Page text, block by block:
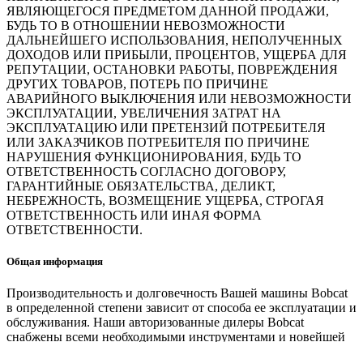
ЯВЛЯЮЩЕГОСЯ ПРЕДМЕТОМ ДАННОЙ ПРОДАЖИ,
БУДЬ ТО В ОТНОШЕНИИ НЕВОЗМОЖНОСТИ
ДАЛЬНЕЙШЕГО ИСПОЛЬЗОВАНИЯ, НЕПОЛУЧЕННЫХ
ДОХОДОВ ИЛИ ПРИБЫЛИ, ПРОЦЕНТОВ, УЩЕРБА ДЛЯ
РЕПУТАЦИИ, ОСТАНОВКИ РАБОТЫ, ПОВРЕЖДЕНИЯ
ДРУГИХ ТОВАРОВ, ПОТЕРЬ ПО ПРИЧИНЕ
АВАРИЙНОГО ВЫКЛЮЧЕНИЯ ИЛИ НЕВОЗМОЖНОСТИ
ЭКСПЛУАТАЦИИ, УВЕЛИЧЕНИЯ ЗАТРАТ НА
ЭКСПЛУАТАЦИЮ ИЛИ ПРЕТЕНЗИЙ ПОТРЕБИТЕЛЯ
ИЛИ ЗАКАЗЧИКОВ ПОТРЕБИТЕЛЯ ПО ПРИЧИНЕ
НАРУШЕНИЯ ФУНКЦИОНИРОВАНИЯ, БУДЬ ТО
ОТВЕТСТВЕННОСТЬ СОГЛАСНО ДОГОВОРУ,
ГАРАНТИЙНЫЕ ОБЯЗАТЕЛЬСТВА, ДЕЛИКТ,
НЕБРЕЖНОСТЬ, ВОЗМЕЩЕНИЕ УЩЕРБА, СТРОГАЯ
ОТВЕТСТВЕННОСТЬ ИЛИ ИНАЯ ФОРМА
ОТВЕТСТВЕННОСТИ.
Общая информация
Производительность и долговечность Вашей машины Bobcat
в определенной степени зависит от способа ее эксплуатации и
обслуживания. Наши авторизованные дилеры Bobcat
снабжены всеми необходимыми инструментами и новейшей